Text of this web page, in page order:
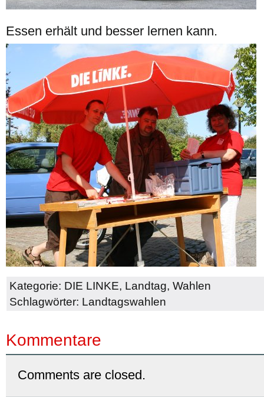
Essen erhält und besser lernen kann.
Kategorie: DIE LINKE, Landtag, Wahlen
Schlagwörter: Landtagswahlen
Kommentare
Comments are closed.